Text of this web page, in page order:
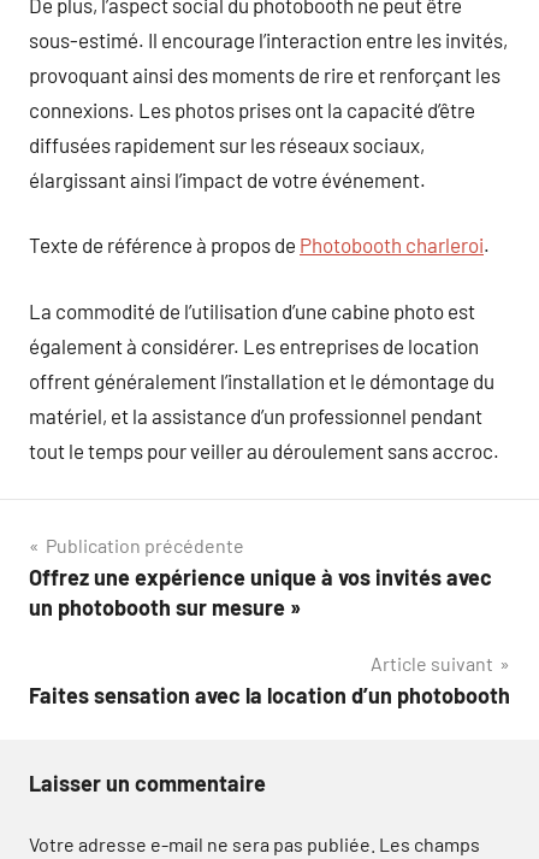
sous-estimé. Il encourage l’interaction entre les invités,
provoquant ainsi des moments de rire et renforçant les
connexions. Les photos prises ont la capacité d’être
diffusées rapidement sur les réseaux sociaux,
élargissant ainsi l’impact de votre événement.
Texte de référence à propos de Photobooth charleroi.
La commodité de l’utilisation d’une cabine photo est
également à considérer. Les entreprises de location
offrent généralement l’installation et le démontage du
matériel, et la assistance d’un professionnel pendant
tout le temps pour veiller au déroulement sans accroc.
Navigation
de
Publication précédente
Offrez une expérience unique à vos invités avec
un photobooth sur mesure »
Article suivant
Faites sensation avec la location d’un photobooth
Laisser un commentaire
Votre adresse e-mail ne sera pas publiée. Les champs